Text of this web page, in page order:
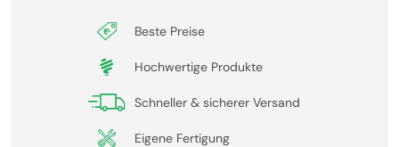
Beste Preise
Hochwertige Produkte
Schneller & sicherer Versand
Eigene Fertigung